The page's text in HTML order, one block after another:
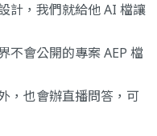
計，我們就給他 AI 檔讓
不會公開的專案 AEP 檔
，也會辦直播問答，可